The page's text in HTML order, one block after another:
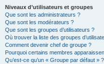
Niveaux d’utilisateurs et groupes
Que sont les administrateurs ?
Que sont les modérateurs ?
Que sont les groupes d’utilisateurs ?
Où trouver la liste des groupes
Comment devenir chef de groupe ?
Pourquoi certains membres
Qu’est-ce qu’un « Groupe par défaut » ?